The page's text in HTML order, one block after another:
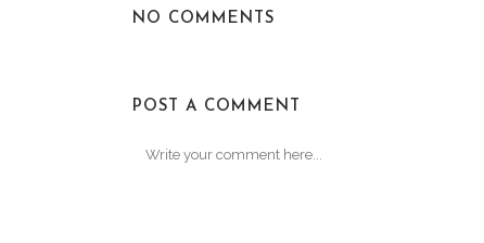
NO COMMENTS
POST A COMMENT